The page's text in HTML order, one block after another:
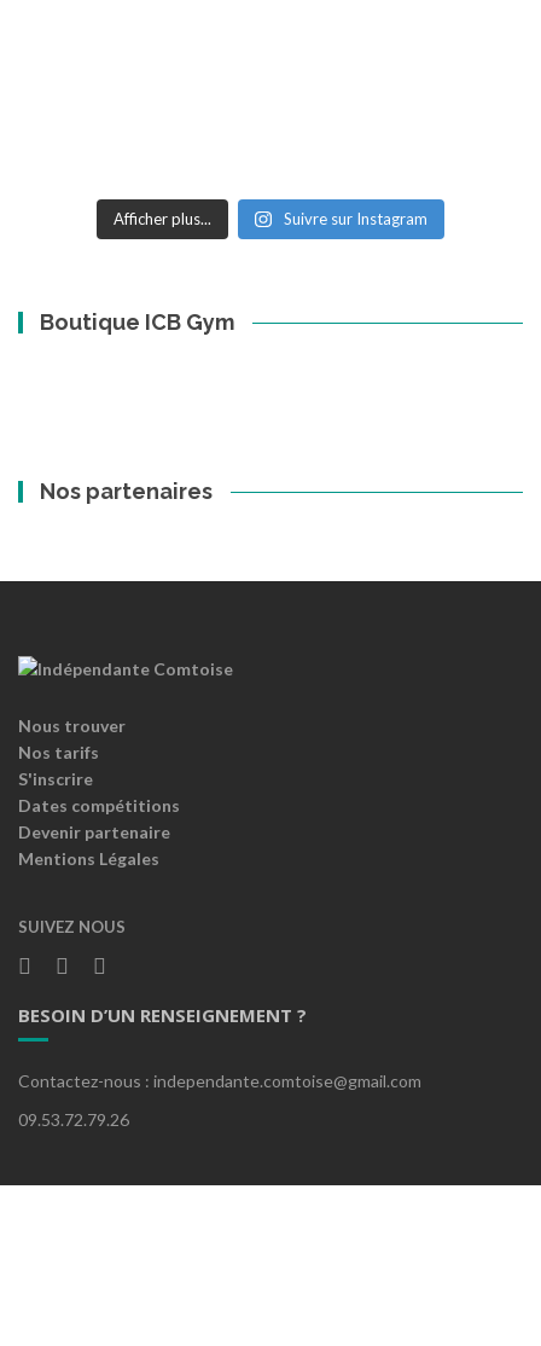
Afficher plus... Suivre sur Instagram
Boutique ICB Gym
Nos partenaires
Nous trouver
Nos tarifs
S'inscrire
Dates compétitions
Devenir partenaire
Mentions Légales
SUIVEZ NOUS
BESOIN D’UN RENSEIGNEMENT ?
Contactez-nous : independante.comtoise@gmail.com
09.53.72.79.26